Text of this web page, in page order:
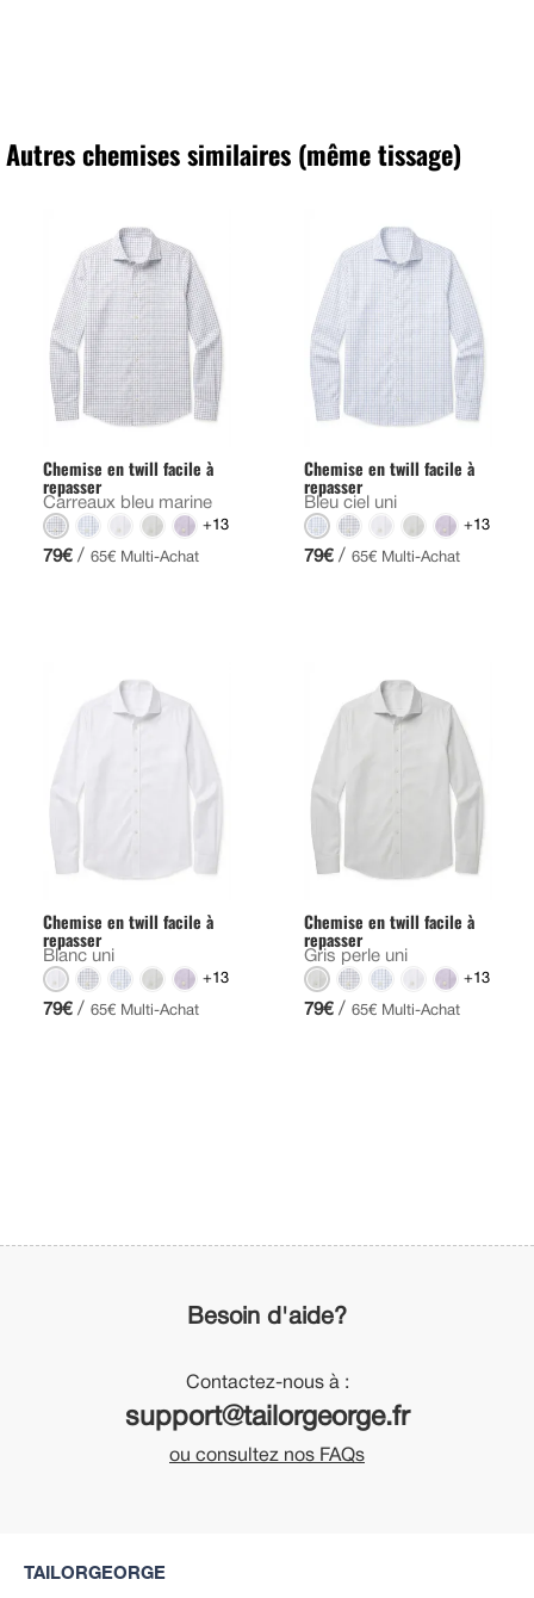
Autres chemises similaires (même tissage)
Chemise en twill facile à
repasser
Carreaux bleu marine
+13
79€ / 65€ Multi-Achat
Chemise en twill facile à
repasser
Bleu ciel uni
+13
79€ / 65€ Multi-Achat
Chemise en twill facile à
repasser
Blanc uni
+13
79€ / 65€ Multi-Achat
Chemise en twill facile à
repasser
Gris perle uni
+13
79€ / 65€ Multi-Achat
Besoin d'aide?
Contactez-nous à :
support@tailorgeorge.fr
ou consultez nos FAQs
TAILORGEORGE